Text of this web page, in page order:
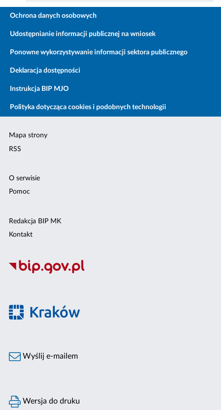
Ochrona danych osobowych
Udostępnianie informacji publicznej na wniosek
Ponowne wykorzystywanie informacji sektora publicznego
Deklaracja dostępności
Instrukcja BIP MJO
Polityka dotycząca cookies i podobnych technologii
Mapa strony
RSS
O serwisie
Pomoc
Redakcja BIP MK
Kontakt
Wyślij e-mailem
Wersja do druku